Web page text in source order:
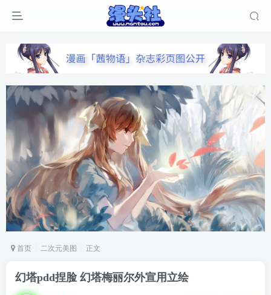
首页 二次元美图 正文
幻塔pdd捏脸 幻塔梅丽尔外宣用立绘